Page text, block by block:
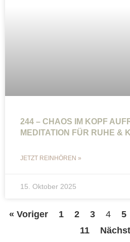
244 – CHAOS IM KOPF
MEDITATION FÜR RUHE &
JETZT REINHÖREN »
15. Oktober 2025
« Voriger 1 2 3 4 5
11